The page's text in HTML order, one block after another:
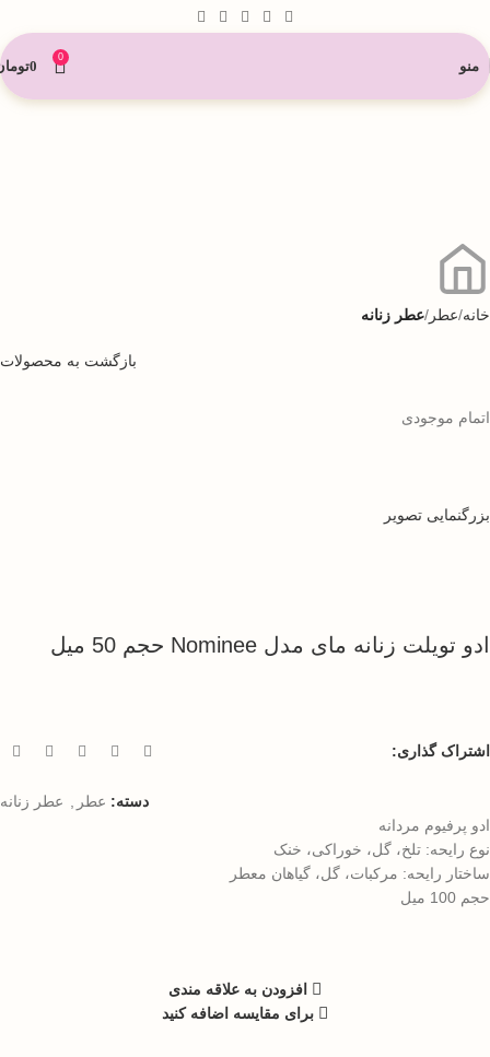
منو
0
0
خانه عطر عطر زنانه
بازگشت به محصولات
اتمام موجودی
بزرگنمایی تصویر
ادو تویلت زنانه مای مدل Nominee حجم 50 میل
اشتراک گذاری:
دسته: عطر , عطر زنانه
ادو پرفیوم مردانه
نوع رایحه: تلخ، گل، خوراکی، خنک
ساختار رایحه: مرکبات، گل، گیاهان معطر
حجم 100 ميل
افزودن به علاقه مندی
برای مقایسه اضافه کنید